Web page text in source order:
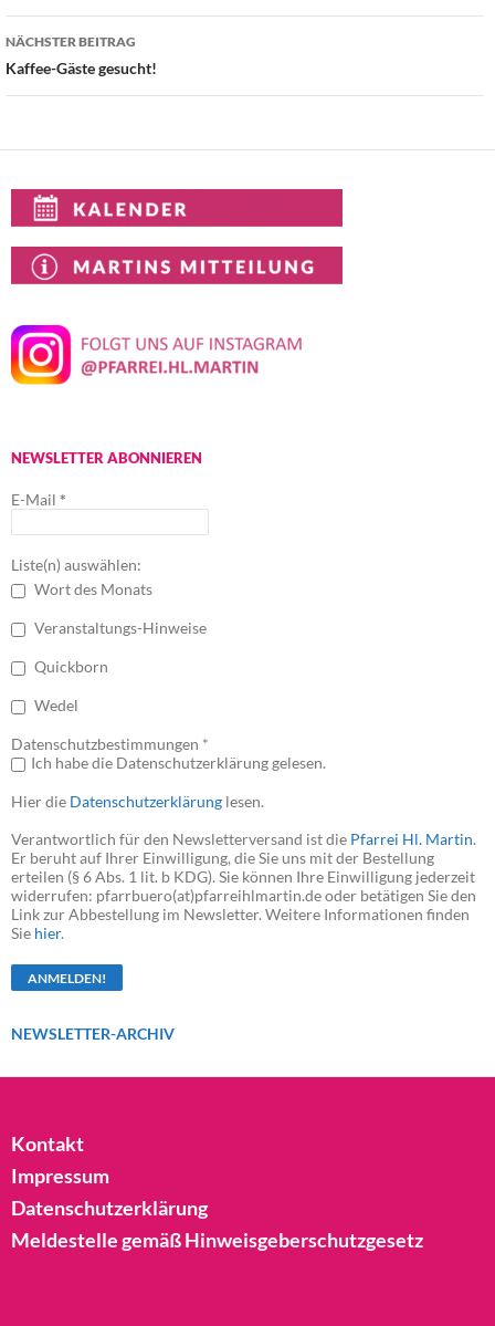
NÄCHSTER BEITRAG
Kaffee-Gäste gesucht!
NEWSLETTER ABONNIEREN
E-Mail *
Liste(n) auswählen:
Wort des Monats
Veranstaltungs-Hinweise
Quickborn
Wedel
Datenschutzbestimmungen *
Ich habe die Datenschutzerklärung gelesen.
Hier die Datenschutzerklärung lesen.
Verantwortlich für den Newsletterversand ist die Pfarrei Hl. Martin.
Er beruht auf Ihrer Einwilligung, die Sie uns mit der Bestellung
erteilen (§ 6 Abs. 1 lit. b KDG). Sie können Ihre Einwilligung jederzeit
widerrufen: pfarrbuero(at)pfarreihlmartin.de oder betätigen Sie den
Link zur Abbestellung im Newsletter. Weitere Informationen finden
Sie hier.
NEWSLETTER-ARCHIV
Kontakt
Impressum
Datenschutzerklärung
Meldestelle gemäß Hinweisgeberschutzgesetz